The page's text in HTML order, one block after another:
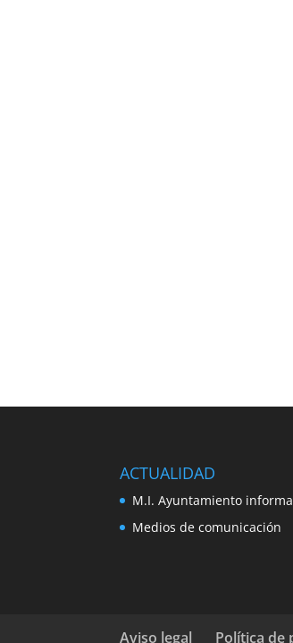
ACTUALIDAD
M.I. Ayuntamiento informa
Medios de comunicación
Aviso legal Política de